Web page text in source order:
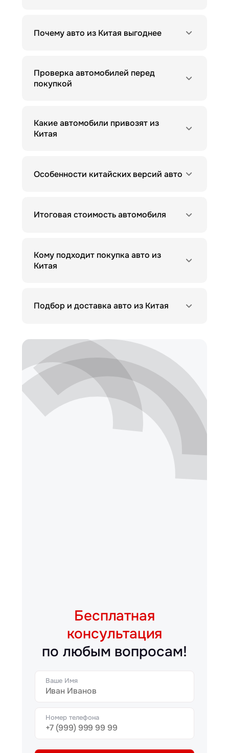
Почему авто из Китая выгоднее
Проверка автомобилей перед
покупкой
Какие автомобили привозят из
Китая
Особенности китайских версий авто
Итоговая стоимость автомобиля
Кому подходит покупка авто из
Китая
Подбор и доставка авто из Китая
Бесплатная
консультация
по любым вопросам!
Ваше Имя
Номер телефона